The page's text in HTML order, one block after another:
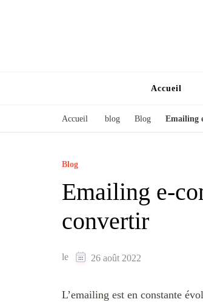
Accueil
Accueil blog Blog Emailing
Blog
Emailing e-
convertir
le 26 août 2022
L’emailing est en constante